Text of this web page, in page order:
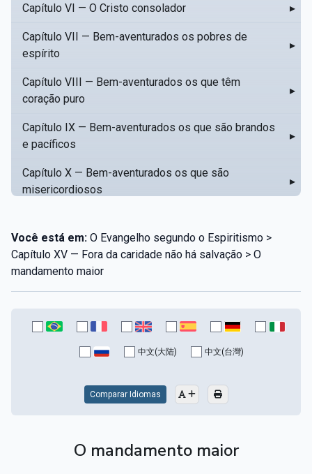
Capítulo VI — O Cristo consolador ▸
Capítulo VII — Bem-aventurados os pobres de
espírito
▸
Capítulo VIII — Bem-aventurados os que têm
coração puro
▸
Capítulo IX — Bem-aventurados os que são brandos
e pacíficos
▸
Capítulo X — Bem-aventurados os que são
misericordiosos
▸
Capítulo XII — Amai os vossos inimigos
Capítulo XIII — Não saiba a vossa mão esquerda o
que dê a vossa mão direita
Capítulo XIV — Honrai a vosso pai e a vossa mãe
Capítulo XV — Fora da caridade não há salvação
Capítulo XVIII — Muitos os chamados, poucos os
Você está em: O Evangelho segundo o Espiritismo >
Capítulo XV — Fora da caridade não há salvação > O
mandamento maior
中文(大陆) 中文(台灣)
Comparar Idiomas
O mandamento maior